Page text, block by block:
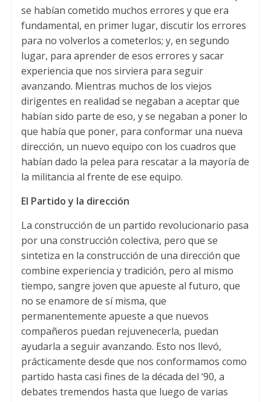
se habían cometido muchos errores y que era
fundamental, en primer lugar, discutir los errores
para no volverlos a cometerlos; y, en segundo
lugar, para aprender de esos errores y sacar
experiencia que nos sirviera para seguir
avanzando. Mientras muchos de los viejos
dirigentes en realidad se negaban a aceptar que
habían sido parte de eso, y se negaban a poner lo
que había que poner, para conformar una nueva
dirección, un nuevo equipo con los cuadros que
habían dado la pelea para rescatar a la mayoría de
la militancia al frente de ese equipo.
El Partido y la dirección
La construcción de un partido revolucionario pasa
por una construcción colectiva, pero que se
sintetiza en la construcción de una dirección que
combine experiencia y tradición, pero al mismo
tiempo, sangre joven que apueste al futuro, que
no se enamore de sí misma, que
permanentemente apueste a que nuevos
compañeros puedan rejuvenecerla, puedan
ayudarla a seguir avanzando. Esto nos llevó,
prácticamente desde que nos conformamos como
partido hasta casi fines de la década del ‘90, a
debates tremendos hasta que luego de varias